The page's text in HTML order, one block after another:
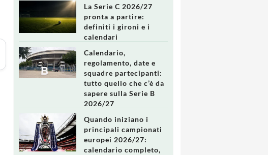
La Serie C 2026/27
pronta a partire:
definiti i gironi e i
calendari
Calendario,
regolamento, date e
squadre partecipanti:
tutto quello che c’è da
sapere sulla Serie B
2026/27
Quando iniziano i
principali campionati
europei 2026/27:
calendario completo,